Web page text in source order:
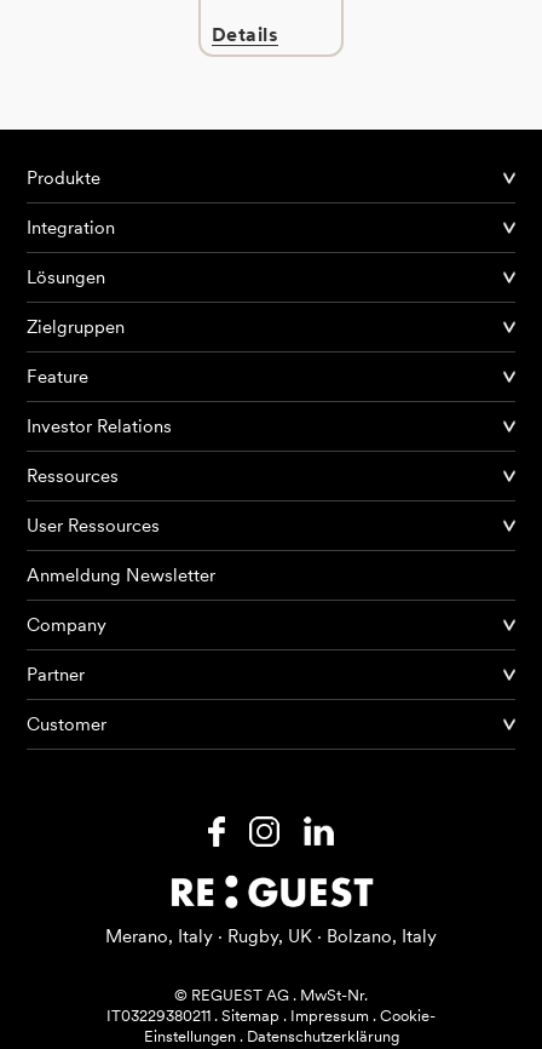
Produkte
KI Agents
Ressourcen
Über mich
Details
Produkte
Integration
Lösungen
Zielgruppen
Feature
Investor Relations
Ressources
User Ressources
Anmeldung Newsletter
Company
Partner
Customer
Merano, Italy · Rugby, UK · Bolzano, Italy
© REGUEST AG . MwSt-Nr.
IT03229380211 . Sitemap . Impressum . Cookie-
Einstellungen. Datenschutzerklärung